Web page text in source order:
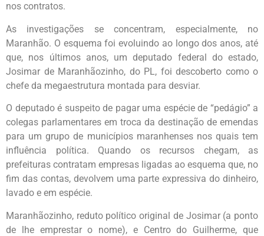
nos contratos.
As investigações se concentram, especialmente, no
Maranhão. O esquema foi evoluindo ao longo dos anos, até
que, nos últimos anos, um deputado federal do estado,
Josimar de Maranhãozinho, do PL, foi descoberto como o
chefe da megaestrutura montada para desviar.
O deputado é suspeito de pagar uma espécie de “pedágio” a
colegas parlamentares em troca da destinação de emendas
para um grupo de municípios maranhenses nos quais tem
influência política. Quando os recursos chegam, as
prefeituras contratam empresas ligadas ao esquema que, no
fim das contas, devolvem uma parte expressiva do dinheiro,
lavado e em espécie.
Maranhãozinho, reduto político original de Josimar (a ponto
de lhe emprestar o nome), e Centro do Guilherme, que